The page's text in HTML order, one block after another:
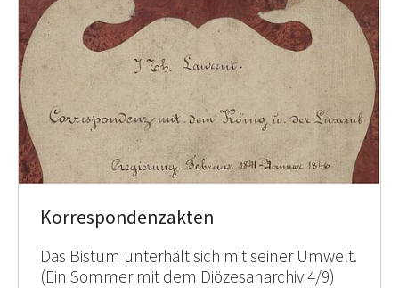
Korrespondenzakten
Das Bistum unterhält sich mit seiner Umwelt.
(Ein Sommer mit dem Diözesanarchiv 4/9)